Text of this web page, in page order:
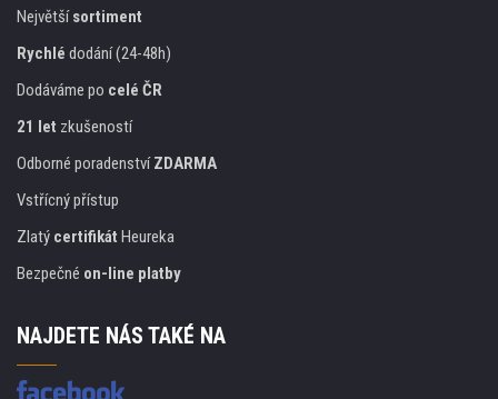
Největšísortiment
Rychlé dodání (24-48h)
Dodáváme po celé ČR
21 let zkušeností
Odborné poradenstvíZDARMA
Vstřícný přístup
Zlatý certifikát Heureka
Bezpečné on-line platby
NAJDETE NÁS TAKÉ NA